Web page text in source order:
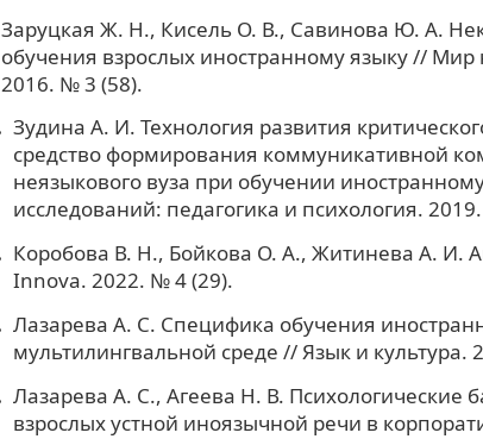
Заруцкая Ж. Н., Кисель О. В., Савинова Ю. А.
обучения взрослых иностранному языку // Мир
2016. № 3 (58).
Зудина А. И. Технология развития
средство формирования коммуникативной
неязыкового вуза при обучении
исследований: педагогика и психология.
Коробова В. Н., Бойкова О. А., Житинева А. И.
Innova. 2022. № 4 (29).
Лазарева А. С. Специфика обучения
мультилингвальной среде // Язык и культура.
Лазарева А. С., Агеева Н. В. Психологические
взрослых устной иноязычной речи в